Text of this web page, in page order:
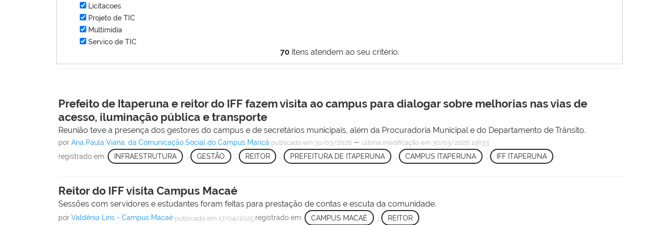
70 itens atendem ao seu critério.
Licitacoes
Projeto de TIC
Multimídia
Servico de TIC
Prefeito de Itaperuna e reitor do IFF fazem visita ao campus para dialogar sobre melhorias nas vias de
acesso, iluminação pública e transporte
Reunião teve a presença dos gestores do campus e de secretários municipais, além da Procuradoria Municipal e do Departamento de Trânsito.
porAna Paula Viana, da Comunicação Social do Campus Maricá publicado em 30/03/2026 — última modificação em 30/03/2026 19h33
registrado em: INFRAESTRUTURA GESTÃO REITOR , PREFEITURA DE ITAPERUNA , CAMPUS ITAPERUNA IFF ITAPERUNA
Reitor do IFF visita Campus Macaé
Sessões com servidores e estudantes foram feitas para prestação de contas e escuta da comunidade.
porValdênia Lins - Campus Macaé publicado em 17/04/2025 registrado em: CAMPUS MACAÉ REITOR